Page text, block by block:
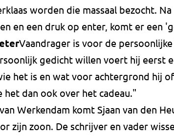
worden die massaal bezocht.
en een druk op enter, komt er een
Vaandrager is voor de
gedicht willen voert hij eerst
het is en wat voor achtergrond hij
het dan ook over het cadeau."
Werkendam komt Sjaan van den
zijn zoon. De schrijver en vader